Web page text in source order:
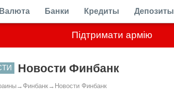
Підтримати армію
Валюта Банки Кредиты Депозиты
Новости Финбанк
→ Финбанк→ Новости Финбанк